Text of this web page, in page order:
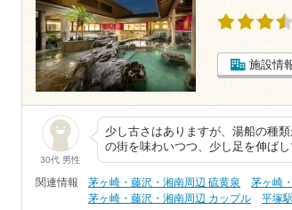
施設情
30代 男性
少し古さはありますが、湯船の種
の街を味わいつつ、少し足を伸ば
関連情報 茅ヶ崎・藤沢・湘南周辺 硫黄泉 茅ヶ崎
茅ヶ崎・藤沢・湘南周辺 カップル
平塚駅